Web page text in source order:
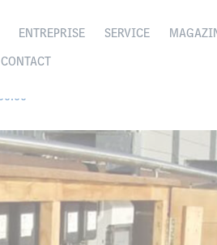
ENTREPRISE SERVICE
CONTACT